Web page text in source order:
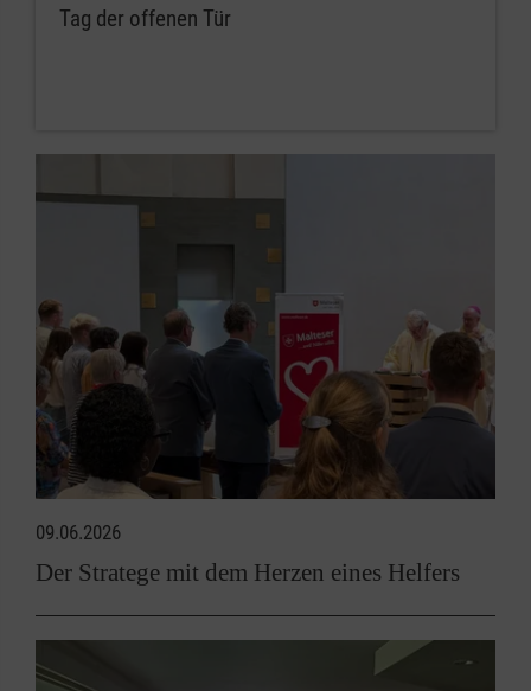
Tag der offenen Tür
09.06.2026
Der Stratege mit dem Herzen eines Helfers